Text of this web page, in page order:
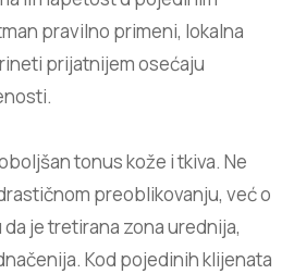
pravilno primeni, lokalna
prijatnijem osećaju
tonus kože i tkiva. Ne
preoblikovanju, već o
je tretirana zona urednija,
Kod pojedinih klijenata